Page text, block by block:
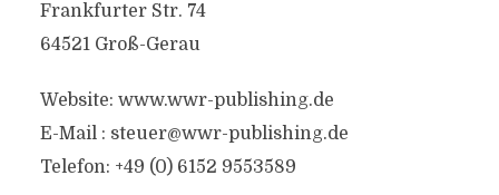
Frankfurter Str. 74
64521 Groß-Gerau
Website: www.wwr-publishing.de
E-Mail : steuer@wwr-publishing.de
Telefon: +49 (0) 6152 9553589